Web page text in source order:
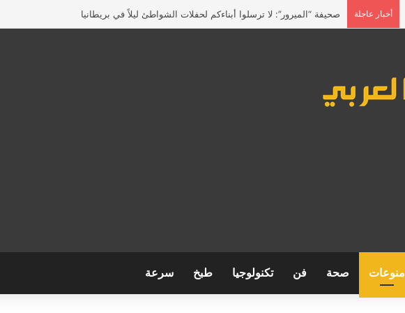
أخبار عاجلة صحيفة “الميرور”: لا ترسلوا أبناءكم لحفلات الشواطئ ليلاً في بريطانيا
منوعات صحة فن تكنولوجيا طبخ سرعة